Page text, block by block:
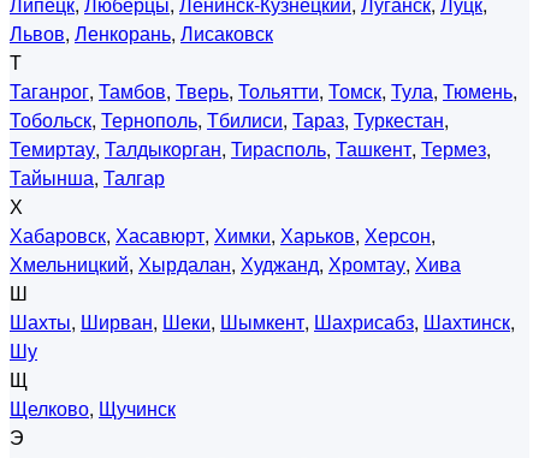
Львов, Ленкорань, Лисаковск
Т
Таганрог, Тамбов, Тверь, Тольятти, Томск, Тула, Тюмень,
Тобольск, Тернополь, Тбилиси, Тараз, Туркестан,
Темиртау, Талдыкорган, Тирасполь, Ташкент, Термез,
Тайынша, Талгар
Х
Хабаровск, Хасавюрт, Химки, Харьков, Херсон,
Хмельницкий, Хырдалан, Худжанд, Хромтау, Хива
Ш
Шахты, Ширван, Шеки, Шымкент, Шахрисабз, Шахтинск,
Шу
Щ
Щелково, Щучинск
Э